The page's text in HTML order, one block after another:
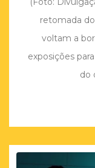
retomada
voltam a
exposições
do